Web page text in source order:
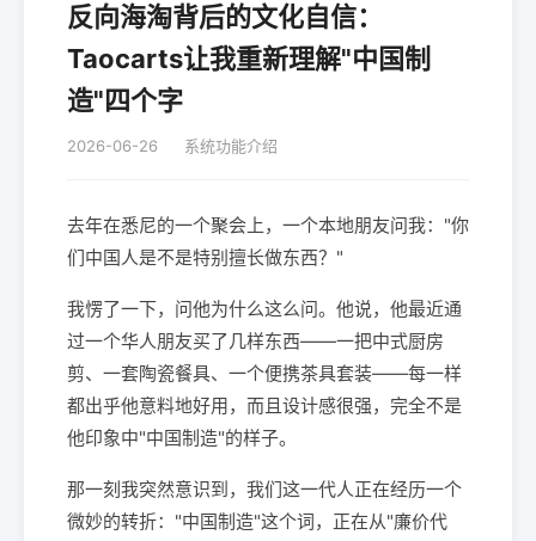
反向海淘背后的文化自信：
Taocarts让我重新理解"中国制
造"四个字
2026-06-26 系统功能介绍
去年在悉尼的一个聚会上，一个本地朋友问我："你
们中国人是不是特别擅长做东西？"
我愣了一下，问他为什么这么问。他说，他最近通
过一个华人朋友买了几样东西——一把中式厨房
剪、一套陶瓷餐具、一个便携茶具套装——每一样
都出乎他意料地好用，而且设计感很强，完全不是
他印象中"中国制造"的样子。
那一刻我突然意识到，我们这一代人正在经历一个
微妙的转折："中国制造"这个词，正在从"廉价代